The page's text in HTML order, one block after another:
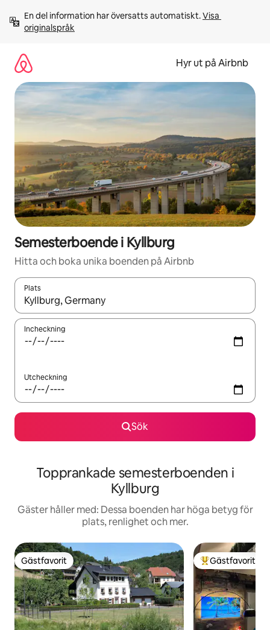
innehåll
En del information har översatts automatiskt. Visa
originalspråk
Hyr ut på Airbnb
Semesterboende i Kyllburg
Hitta och boka unika boenden på Airbnb
Plats
När resultaten är tillgängliga kan du navigera med upp- och
Incheckning
Utcheckning
Sök
Topprankade semesterboenden i
Kyllburg
Gäster håller med: Dessa boenden har höga betyg för
plats, renlighet och mer.
Gästfavorit
Gästfavorit Populär
Gästfavorit